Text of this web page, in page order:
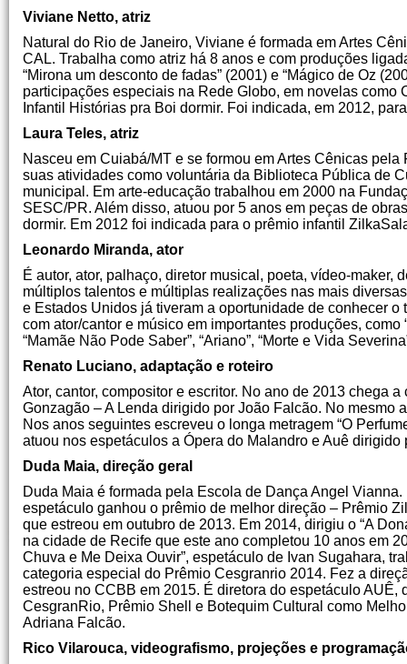
Viviane Netto, atriz
Natural do Rio de Janeiro, Viviane é formada em Artes
CAL. Trabalha como atriz há 8 anos e com produções
“Mirona um desconto de fadas” (2001) e “Mágico de Oz
participações especiais na Rede Globo, em novelas como
Infantil Histórias pra Boi dormir. Foi indicada, em 2012,
Laura Teles, atriz
Nasceu em Cuiabá/MT e se formou em Artes Cênicas
suas atividades como voluntária da Biblioteca Pública de
municipal. Em arte-educação trabalhou em 2000 na
SESC/PR. Além disso, atuou por 5 anos em peças de
dormir. Em 2012 foi indicada para o prêmio infantil
Leonardo Miranda, ator
É autor, ator, palhaço, diretor musical, poeta, vídeo-
múltiplos talentos e múltiplas realizações nas mais
e Estados Unidos já tiveram a oportunidade de conhecer
com ator/cantor e músico em importantes produções, como
“Mamãe Não Pode Saber”, “Ariano”, “Morte e Vida
Renato Luciano, adaptação e roteiro
Ator, cantor, compositor e escritor. No ano de 2013 chega
Gonzagão – A Lenda dirigido por João Falcão. No mesmo
Nos anos seguintes escreveu o longa metragem “O
atuou nos espetáculos a Ópera do Malandro e Auê dirigido
Duda Maia, direção geral
Duda Maia é formada pela Escola de Dança Angel
espetáculo ganhou o prêmio de melhor direção – Prêmio
que estreou em outubro de 2013. Em 2014, dirigiu o “A
na cidade de Recife que este ano completou 10 anos em
Chuva e Me Deixa Ouvir”, espetáculo de Ivan Sugahara,
categoria especial do Prêmio Cesgranrio 2014. Fez a
estreou no CCBB em 2015. É diretora do espetáculo AUÊ,
CesgranRio, Prêmio Shell e Botequim Cultural como
Adriana Falcão.
Rico Vilarouca, videografismo, projeções e